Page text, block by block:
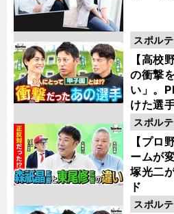
【高校
の衝撃
い」。
けた選
スポル
動画
【プロ
ームが
塚光二
ド
スポル
動画
スポル